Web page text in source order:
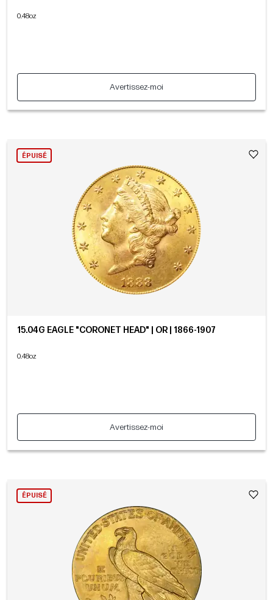
0.48oz
Avertissez-moi
ÉPUISÉ
15.04G EAGLE "CORONET HEAD" | OR | 1866-1907
0.48oz
Avertissez-moi
ÉPUISÉ